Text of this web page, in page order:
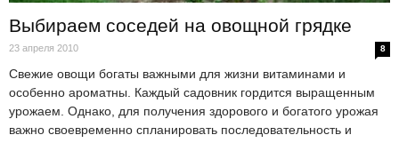
Выбираем соседей на овощной грядке
23 апреля 2010 8
Свежие овощи богаты важными для жизни витаминами и
особенно ароматны. Каждый садовник гордится выращенным
урожаем. Однако, для получения здорового и богатого урожая
важно своевременно спланировать последовательность и